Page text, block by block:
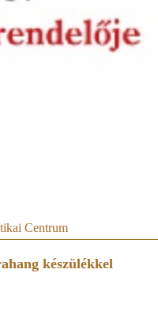
Centrum
készülékkel